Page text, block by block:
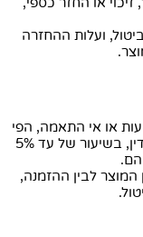
ועלות ההחזרה
או אי התאמה, הפי
פט תהיה רשאית לגבות דמי ביטול בהתאם לדין, בשיעור של עד 5%
לבין ההזמנה,